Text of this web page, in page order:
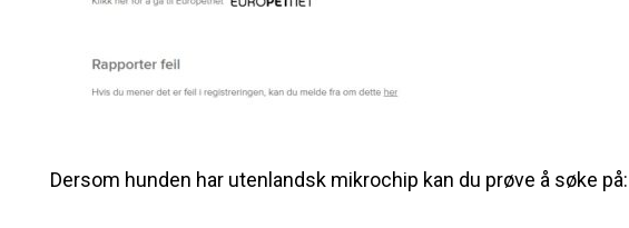
Dersom hunden har utenlandsk mikrochip kan du prøve å søke på: